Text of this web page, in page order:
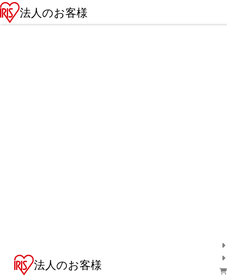
法人のお客様
法人のお客様